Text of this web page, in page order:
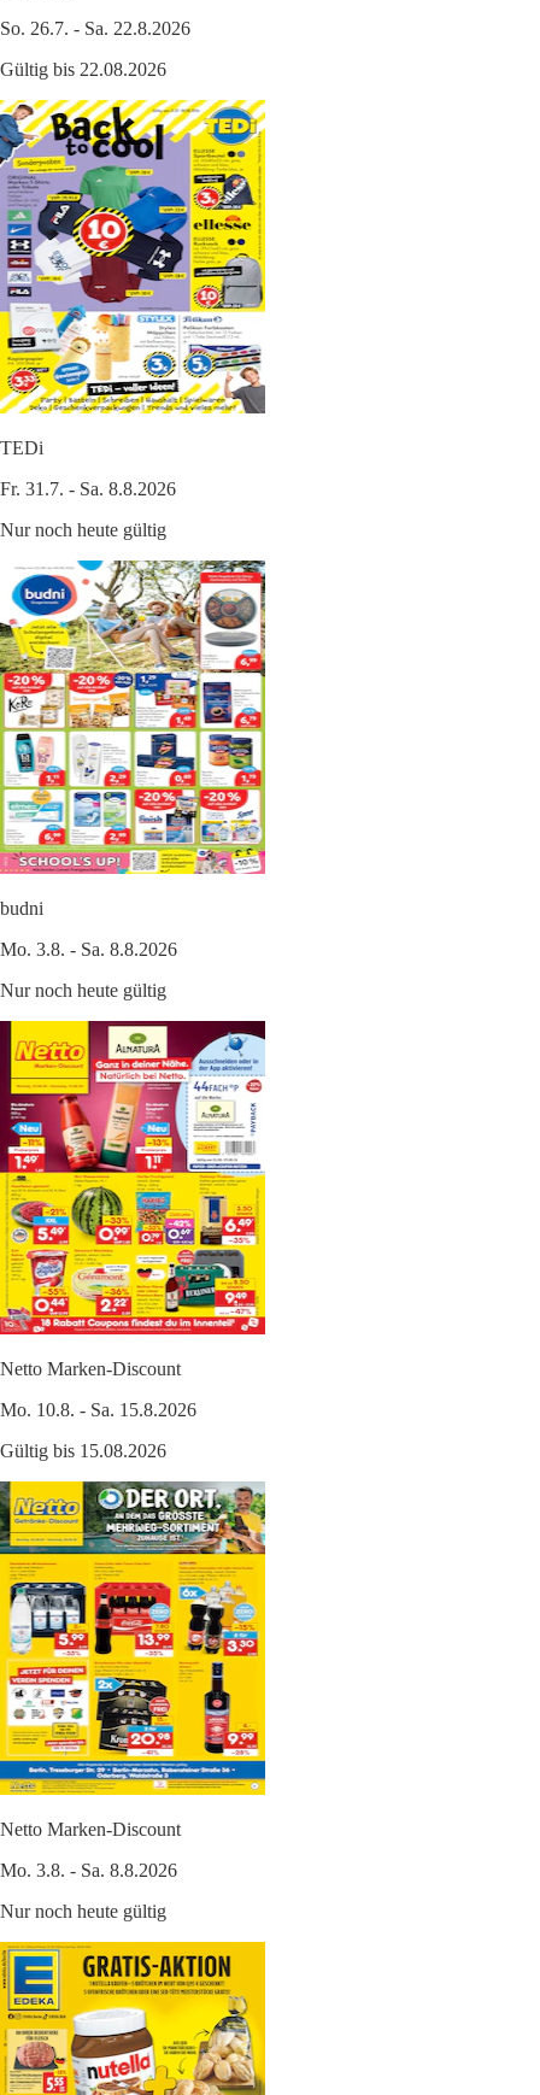
So. 26.7. - Sa. 22.8.2026
Gültig bis 22.08.2026
TEDi
Fr. 31.7. - Sa. 8.8.2026
Nur noch heute gültig
budni
Mo. 3.8. - Sa. 8.8.2026
Nur noch heute gültig
Netto Marken-Discount
Mo. 10.8. - Sa. 15.8.2026
Gültig bis 15.08.2026
Netto Marken-Discount
Mo. 3.8. - Sa. 8.8.2026
Nur noch heute gültig